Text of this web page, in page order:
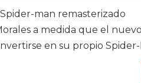
man remasterizado
a medida que el
en su propio